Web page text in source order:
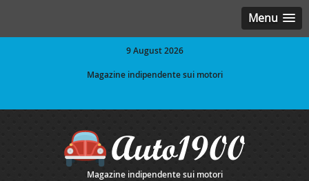
Menu
9 August 2026
Magazine indipendente sui motori
Magazine indipendente sui motori